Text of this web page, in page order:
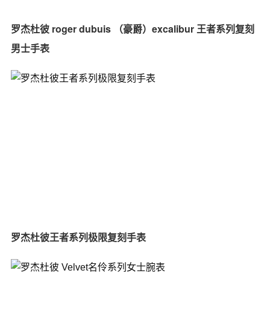
罗杰杜彼 roger dubuis （豪爵）excalibur 王者系列复刻
男士手表
罗杰杜彼王者系列极限复刻手表